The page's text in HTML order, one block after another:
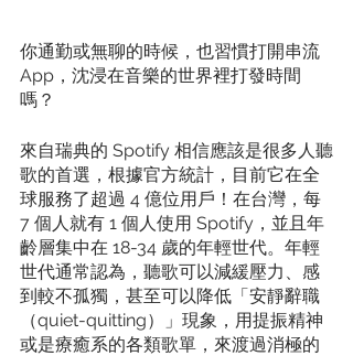
你通勤或無聊的時候，也習慣打開串流
App，沈浸在音樂的世界裡打發時間
嗎？
來自瑞典的 Spotify 相信應該是很多人聽
歌的首選，根據官方統計，目前它在全
球服務了超過 4 億位用戶！在台灣，每
7 個人就有 1 個人使用 Spotify，並且年
齡層集中在 18-34 歲的年輕世代。年輕
世代通常認為，聽歌可以減緩壓力、感
到較不孤獨，甚至可以降低「安靜辭職
（quiet-quitting）」現象，用提振精神
或是療癒系的各類歌單，來渡過消極的